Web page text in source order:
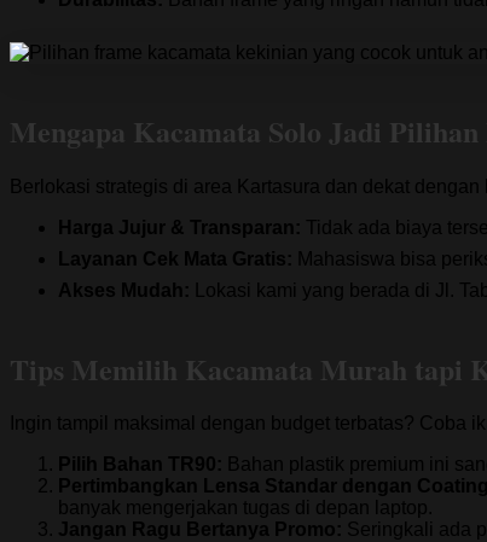
Mengapa Kacamata Solo Jadi Pilihan
Berlokasi strategis di area Kartasura dan dekat dengan
Harga Jujur & Transparan: Tidak ada biaya
Layanan Cek Mata Gratis: Mahasiswa bisa
Akses Mudah:
Lokasi kami yang berada di Jl.
Tips Memilih Kacamata Murah tapi
Ingin tampil maksimal dengan budget terbatas? Coba
Pilih Bahan TR90: Bahan plastik premium ini
Pertimbangkan Lensa Standar dengan
banyak mengerjakan tugas di depan laptop.
Jangan Ragu Bertanya Promo: Seringkali ada